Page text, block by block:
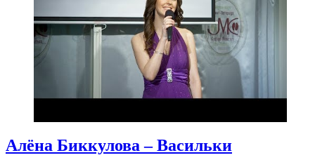
Алёна Биккулова – Васильки